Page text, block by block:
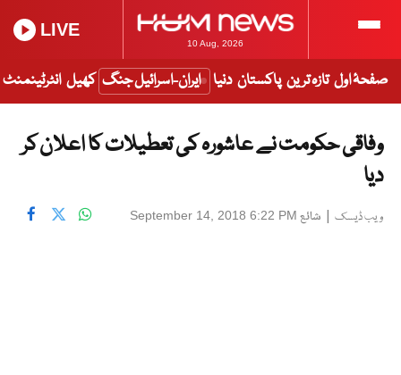
10 Aug, 2026
LIVE
صفحۂ اول تازہ ترین پاکستان دنیا ایران-اسرائیل جنگ کھیل انٹرٹینمنٹ
وفاقی حکومت نے عاشورہ کی تعطیلات کا اعلان کر
دیا
ویب ڈیسک | شائع September 14, 2018 6:22 PM